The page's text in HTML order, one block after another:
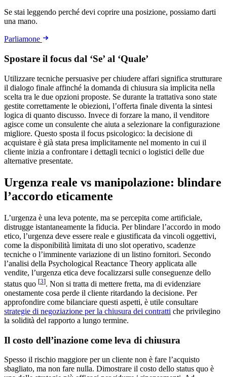
Se stai leggendo perché devi coprire una posizione, possiamo darti
una mano.
Parliamone
Spostare il focus dal ‘Se’ al ‘Quale’
Utilizzare tecniche persuasive per chiudere affari significa strutturare
il dialogo finale affinché la domanda di chiusura sia implicita nella
scelta tra le due opzioni proposte. Se durante la trattativa sono state
gestite correttamente le obiezioni, l’offerta finale diventa la sintesi
logica di quanto discusso. Invece di forzare la mano, il venditore
agisce come un consulente che aiuta a selezionare la configurazione
migliore. Questo sposta il focus psicologico: la decisione di
acquistare è già stata presa implicitamente nel momento in cui il
cliente inizia a confrontare i dettagli tecnici o logistici delle due
alternative presentate.
Urgenza reale vs manipolazione: blindare
l’accordo eticamente
L’urgenza è una leva potente, ma se percepita come artificiale,
distrugge istantaneamente la fiducia. Per blindare l’accordo in modo
etico, l’urgenza deve essere reale e giustificata da vincoli oggettivi,
come la disponibilità limitata di uno slot operativo, scadenze
tecniche o l’imminente variazione di un listino fornitori. Secondo
l’analisi della Psychological Reactance Theory applicata alle
vendite, l’urgenza etica deve focalizzarsi sulle conseguenze dello
status quo [3]. Non si tratta di mettere fretta, ma di evidenziare
onestamente cosa perde il cliente ritardando la decisione. Per
approfondire come bilanciare questi aspetti, è utile consultare
strategie di negoziazione per la chiusura dei contratti che privilegino
la solidità del rapporto a lungo termine.
Il costo dell’inazione come leva di chiusura
Spesso il rischio maggiore per un cliente non è fare l’acquisto
sbagliato, ma non fare nulla. Dimostrare il costo dello status quo è